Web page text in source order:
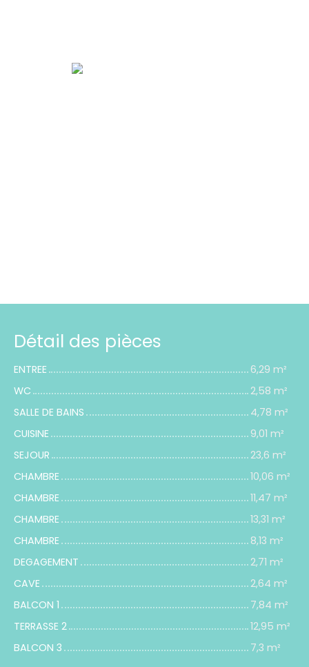
Détail des pièces
ENTREE
6,29 m²
WC
2,58 m²
SALLE DE BAINS
4,78 m²
CUISINE
9,01 m²
SEJOUR
23,6 m²
CHAMBRE
10,06 m²
CHAMBRE
11,47 m²
CHAMBRE
13,31 m²
CHAMBRE
8,13 m²
DEGAGEMENT
2,71 m²
CAVE
2,64 m²
BALCON 1
7,84 m²
TERRASSE 2
12,95 m²
BALCON 3
7,3 m²